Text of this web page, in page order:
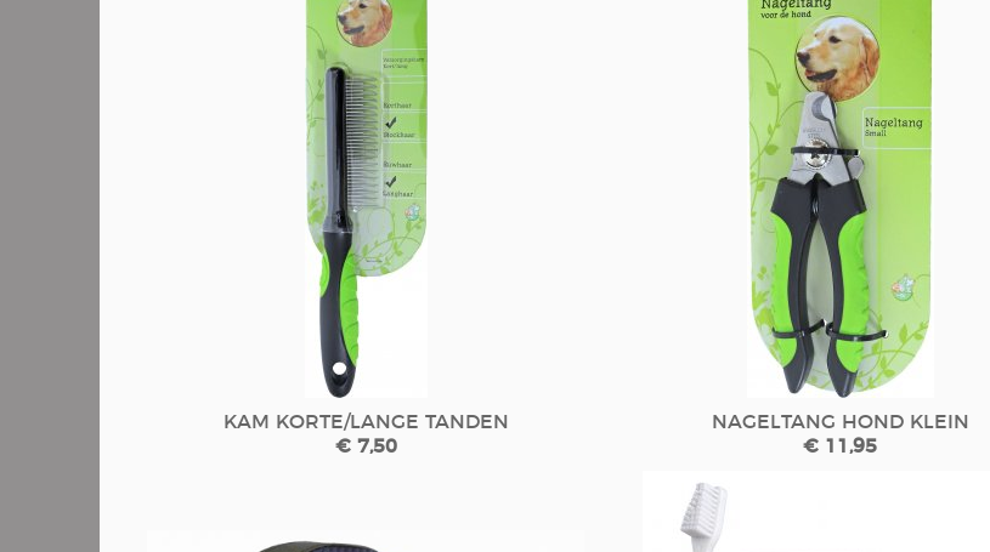
KAM KORTE/LANGE TANDEN
€ 7,50
NAGELTANG HOND KLEIN
€ 11,95